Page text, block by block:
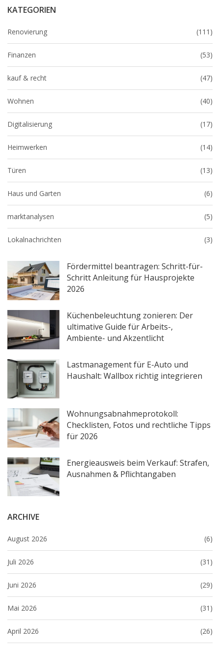
KATEGORIEN
Renovierung (111)
Finanzen (53)
kauf & recht (47)
Wohnen (40)
Digitalisierung (17)
Heimwerken (14)
Türen (13)
Haus und Garten (6)
marktanalysen (5)
Lokalnachrichten (3)
Fördermittel beantragen: Schritt-für-
Schritt Anleitung für Hausprojekte
2026
Küchenbeleuchtung zonieren: Der
ultimative Guide für Arbeits-,
Ambiente- und Akzentlicht
Lastmanagement für E-Auto und
Haushalt: Wallbox richtig integrieren
Wohnungsabnahmeprotokoll:
Checklisten, Fotos und rechtliche Tipps
für 2026
Energieausweis beim Verkauf: Strafen,
Ausnahmen & Pflichtangaben
ARCHIVE
August 2026 (6)
Juli 2026 (31)
Juni 2026 (29)
Mai 2026 (31)
April 2026 (26)